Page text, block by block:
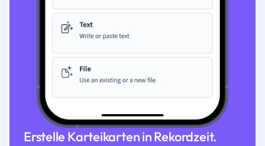
Erstelle Karteikarten in Rekordzeit.